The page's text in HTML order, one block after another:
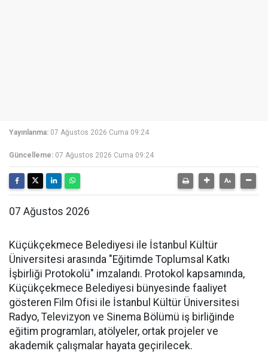
Yayınlanma: 07 Ağustos 2026 Cuma 09:24
Güncelleme: 07 Ağustos 2026 Cuma 09:24
07 Ağustos 2026
Küçükçekmece Belediyesi ile İstanbul Kültür
Üniversitesi arasında "Eğitimde Toplumsal Katkı
İşbirliği Protokolü" imzalandı. Protokol kapsamında,
Küçükçekmece Belediyesi bünyesinde faaliyet
gösteren Film Ofisi ile İstanbul Kültür Üniversitesi
Radyo, Televizyon ve Sinema Bölümü iş birliğinde
eğitim programları, atölyeler, ortak projeler ve
akademik çalışmalar hayata geçirilecek.